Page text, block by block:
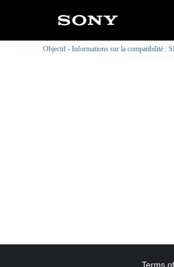
Objectif - Informations sur la compatibilité :
Terms